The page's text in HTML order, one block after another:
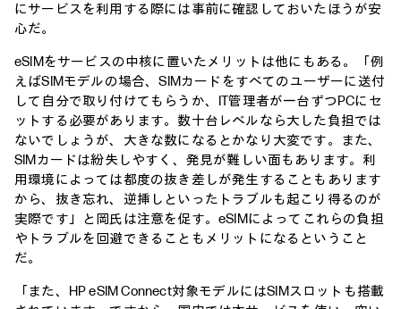
にサービスを利用する際には事前に確認しておいたほうが安
心だ。
eSIMをサービスの中核に置いたメリットは他にもある。「例
えばSIMモデルの場合、SIMカードをすべてのユーザーに送付
して自分で取り付けてもらうか、IT管理者が一台ずつPCにセ
ットする必要があります。数十台レベルなら大した負担では
ないでしょうが、大きな数になるとかなり大変です。また、
SIMカードは紛失しやすく、発見が難しい面もあります。利
用環境によっては都度の抜き差しが発生することもあります
から、抜き忘れ、逆挿しといったトラブルも起こり得るのが
実際です」と岡氏は注意を促す。eSIMによってこれらの負担
やトラブルを回避できることもメリットになるということ
だ。
「また、HP eSIM Connect対象モデルにはSIMスロットも搭載